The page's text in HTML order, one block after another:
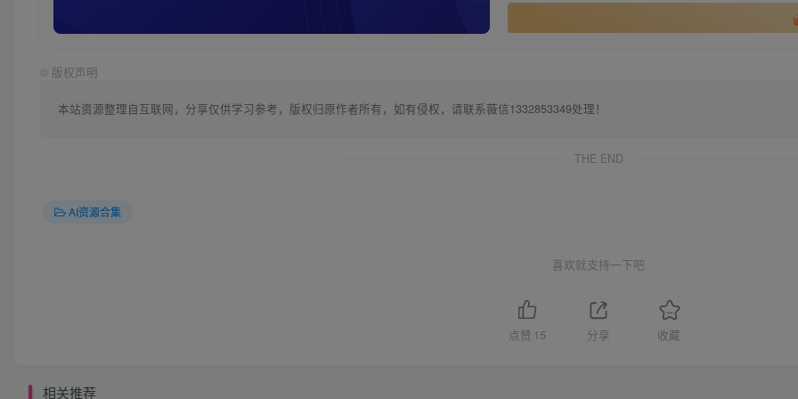
© 版权声明
本站资源整理自互联网，分享仅供学习参考，版权归原作者所有，如有侵权，请联系薇信1332853349处理！
THE END
AI资源合集
喜欢就支持一下吧
点赞 15 分享 收藏
相关推荐